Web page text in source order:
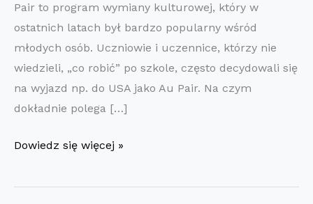
Pair to program wymiany kulturowej, który w
ostatnich latach był bardzo popularny wśród
młodych osób. Uczniowie i uczennice, którzy nie
wiedzieli, „co robić” po szkole, często decydowali się
na wyjazd np. do USA jako Au Pair. Na czym
dokładnie polega […]
AU
TO
Dowiedz się więcej »